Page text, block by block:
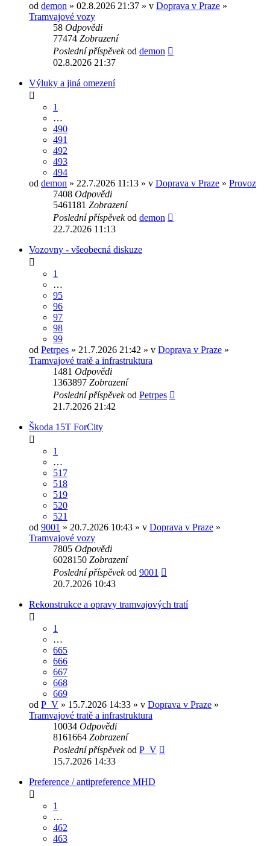
od demon » 02.8.2026 21:37 » v Doprava v Praze »
Tramvajové vozy
58 Odpovědi
77474 Zobrazení
Poslední příspěvekod demon
02.8.2026 21:37
Výluky a jiná omezení
1
…
490
491
492
493
494
od demon » 22.7.2026 11:13 » v Doprava v Praze » Provoz
7408 Odpovědi
5461181 Zobrazení
Poslední příspěvekod demon
22.7.2026 11:13
Vozovny - všeobecná diskuze
1
…
95
96
97
98
99
od Petrpes » 21.7.2026 21:42 » v Doprava v Praze »
Tramvajové tratě a infrastruktura
1481 Odpovědi
1363897 Zobrazení
Poslední příspěvekod Petrpes
21.7.2026 21:42
Škoda 15T ForCity
1
…
517
518
519
520
521
od 9001 » 20.7.2026 10:43 » v Doprava v Praze »
Tramvajové vozy
7805 Odpovědi
6028150 Zobrazení
Poslední příspěvekod 9001
20.7.2026 10:43
Rekonstrukce a opravy tramvajových tratí
1
…
665
666
667
668
669
od P_V » 15.7.2026 14:33 » v Doprava v Praze »
Tramvajové tratě a infrastruktura
10034 Odpovědi
8161664 Zobrazení
Poslední příspěvekod P_V
15.7.2026 14:33
Preference / antipreference MHD
1
…
462
463